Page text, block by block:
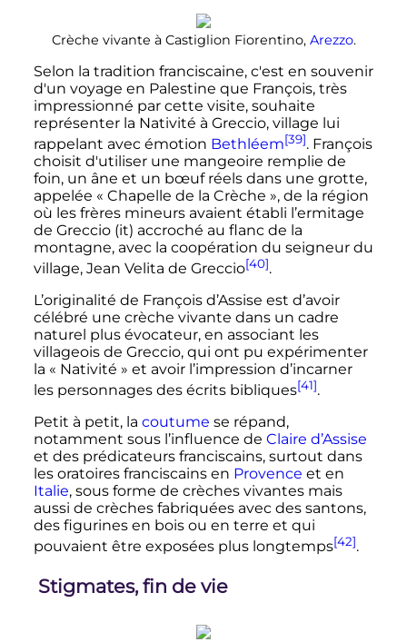
Crèche vivante à Castiglion Fiorentino, Arezzo.
Selon la tradition franciscaine, c'est en souvenir
d'un voyage en Palestine que François, très
impressionné par cette visite, souhaite
représenter la Nativité à Greccio, village lui
rappelant avec émotion Bethléem[39]. François
choisit d'utiliser une mangeoire remplie de
foin, un âne et un bœuf réels dans une grotte,
appelée « Chapelle de la Crèche », de la région
où les frères mineurs avaient établi l’ermitage
de Greccio (it) accroché au flanc de la
montagne, avec la coopération du seigneur du
village, Jean Velita de Greccio[40].
L’originalité de François d’Assise est d’avoir
célébré une crèche vivante dans un cadre
naturel plus évocateur, en associant les
villageois de Greccio, qui ont pu expérimenter
la « Nativité » et avoir l’impression d’incarner
les personnages des écrits bibliques[41].
Petit à petit, la coutume se répand,
notamment sous l’influence de Claire d’Assise
et des prédicateurs franciscains, surtout dans
les oratoires franciscains en Provence et en
Italie, sous forme de crèches vivantes mais
aussi de crèches fabriquées avec des santons,
des figurines en bois ou en terre et qui
pouvaient être exposées plus longtemps[42].
Stigmates, fin de vie